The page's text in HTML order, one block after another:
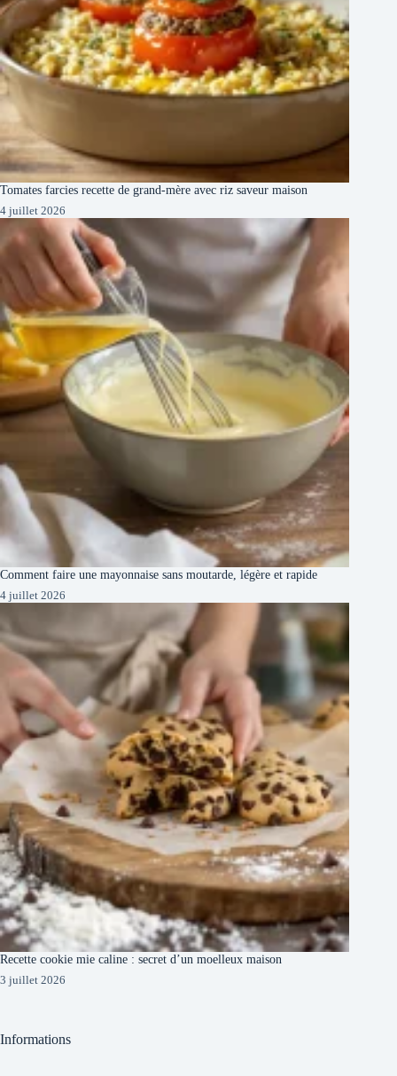
Tomates farcies recette de grand-mère avec riz saveur maison
4 juillet 2026
Comment faire une mayonnaise sans moutarde, légère et rapide
4 juillet 2026
Recette cookie mie caline : secret d’un moelleux maison
3 juillet 2026
Informations